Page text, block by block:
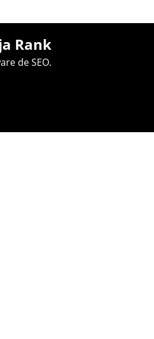
Rank
de SEO.